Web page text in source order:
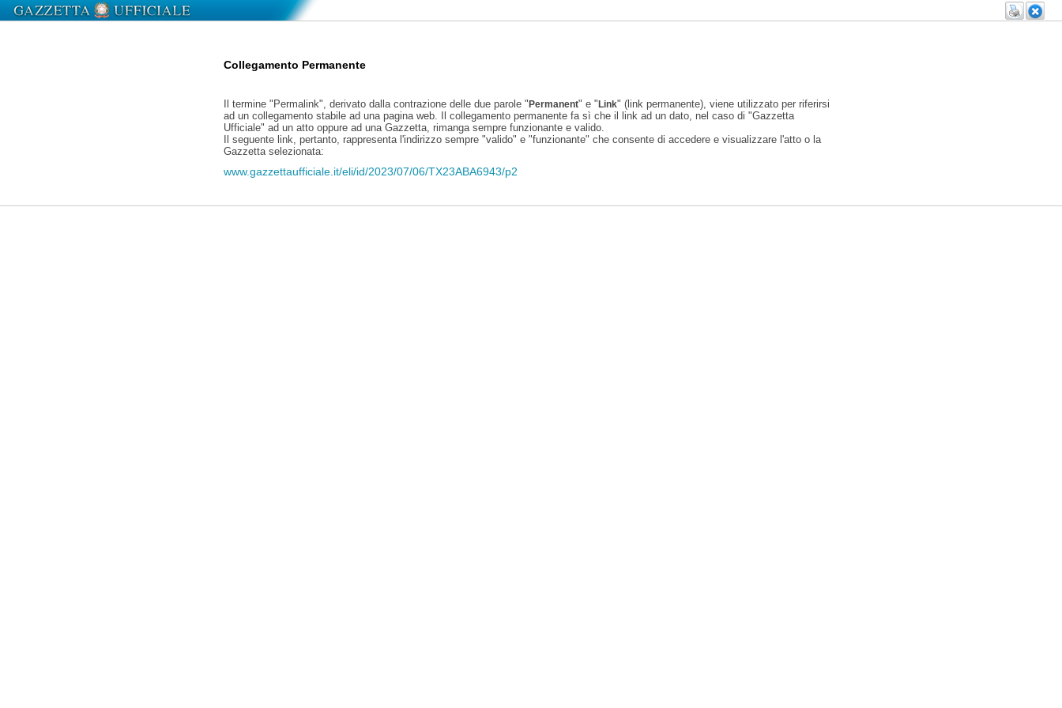
Collegamento Permanente
Il termine "Permalink", derivato dalla contrazione delle due parole "Permanent" e "Link" (link permanente), viene utilizzato per riferirsi
ad un collegamento stabile ad una pagina web. Il collegamento permanente fa sì che il link ad un dato, nel caso di "Gazzetta
Ufficiale" ad un atto oppure ad una Gazzetta, rimanga sempre funzionante e valido.
Il seguente link, pertanto, rappresenta l'indirizzo sempre "valido" e "funzionante" che consente di accedere e visualizzare l'atto o la
Gazzetta selezionata:
www.gazzettaufficiale.it/eli/id/2023/07/06/TX23ABA6943/p2